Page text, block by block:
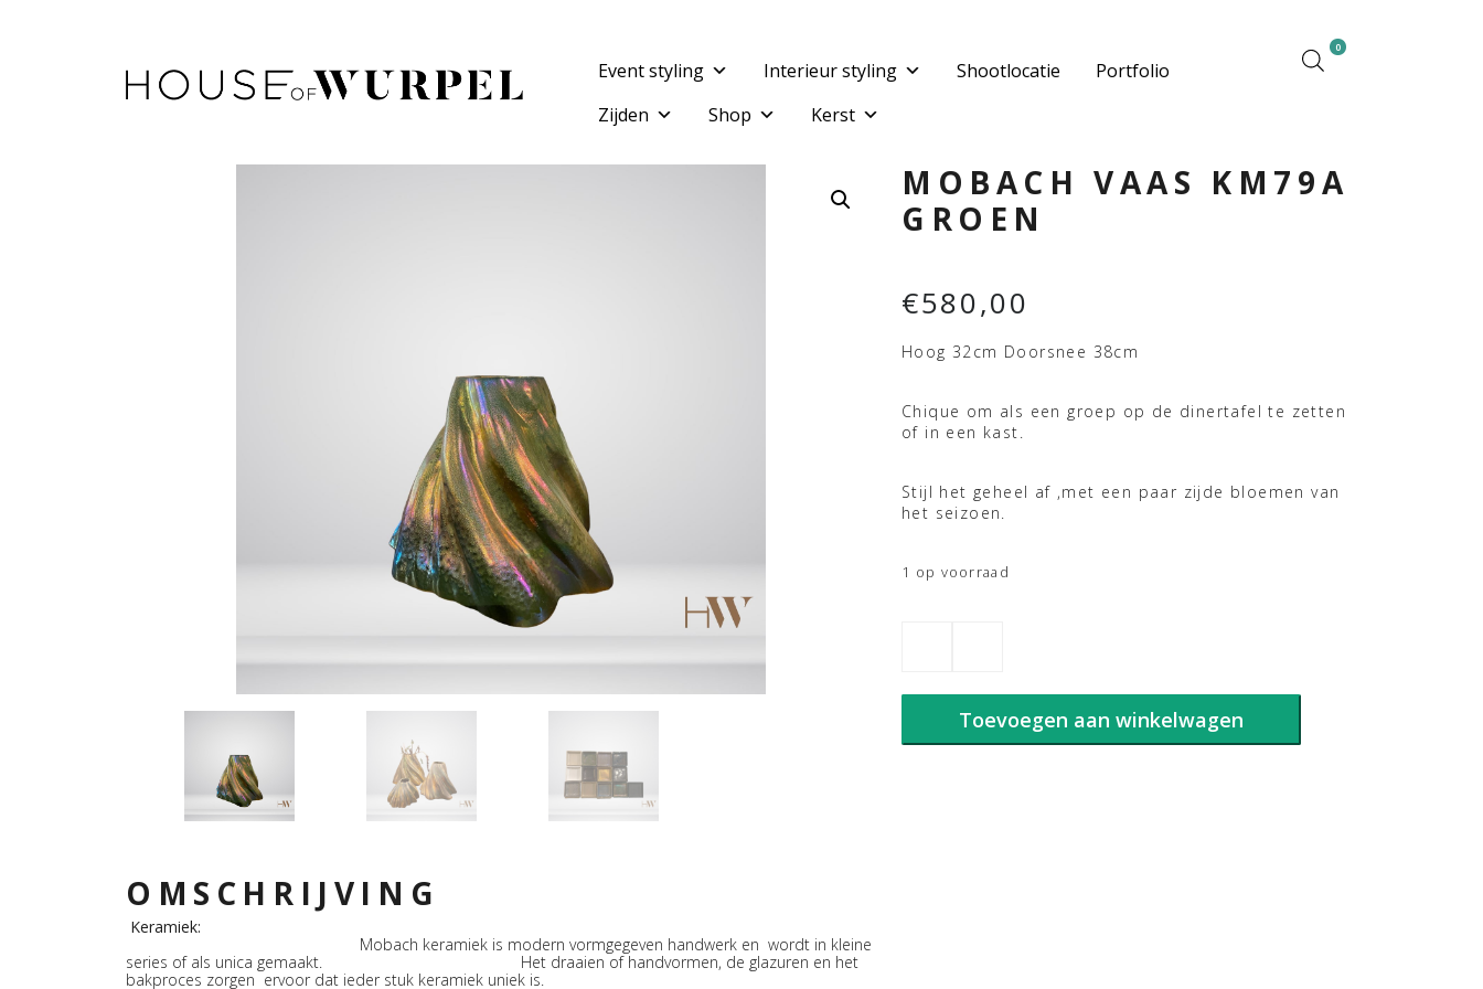
Event styling Interieur styling Shootlocatie
Portfolio
Zijden
Shop Kerst
0
MOBACH VAAS KM79A
GROEN
€580,00
Hoog 32cm Doorsnee 38cm
Chique om als een groep op de dinertafel te zetten
of in een kast.
Stijl het geheel af ,met een paar zijde bloemen van
het seizoen.
1 op voorraad
Toevoegen aan winkelwagen
OMSCHRIJVING
Keramiek:
Mobach keramiek is modern vormgegeven handwerk en wordt in kleine
series of als unica gemaakt. Het draaien of handvormen, de glazuren en het
bakproces zorgen ervoor dat ieder stuk keramiek uniek is.